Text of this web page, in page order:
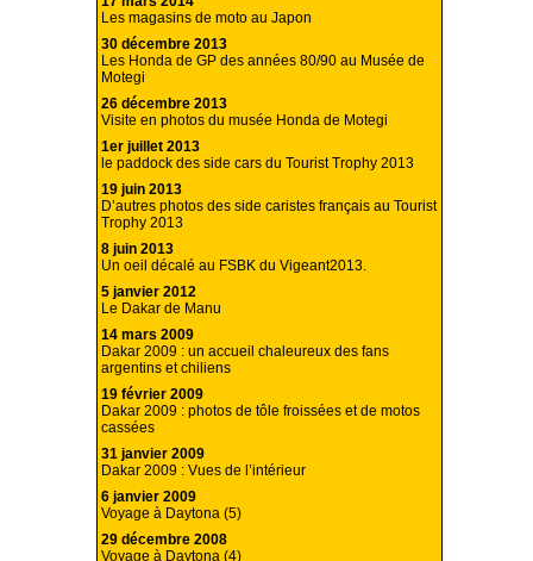
Les magasins de moto au Japon
30 décembre 2013
Les Honda de GP des années 80/90 au Musée de
Motegi
26 décembre 2013
Visite en photos du musée Honda de Motegi
1er juillet 2013
le paddock des side cars du Tourist Trophy 2013
19 juin 2013
D’autres photos des side caristes français au Tourist
Trophy 2013
8 juin 2013
Un oeil décalé au FSBK du Vigeant2013.
5 janvier 2012
Le Dakar de Manu
14 mars 2009
Dakar 2009 : un accueil chaleureux des fans
argentins et chiliens
19 février 2009
Dakar 2009 : photos de tôle froissées et de motos
cassées
31 janvier 2009
Dakar 2009 : Vues de l’intérieur
6 janvier 2009
Voyage à Daytona (5)
29 décembre 2008
Voyage à Daytona (4)